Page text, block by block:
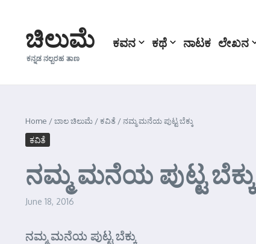
ಚಿಲುಮೆ
ಕನ್ನಡ ನಲ್ಬರಹ ತಾಣ
ಕವನ ಕಥೆ ನಾಟಕ ಲೇಖನ
Home /ಬಾಲ ಚಿಲುಮೆ /ಕವಿತೆ /ನಮ್ಮ ಮನೆಯ ಪುಟ್ಟ ಬೆಕ್ಕು
ಕವಿತೆ
ನಮ್ಮ ಮನೆಯ ಪುಟ್ಟ ಬೆಕ್ಕು
June 18, 2016
ನಮ್ಮ ಮನೆಯ ಪುಟ್ಟ ಬೆಕ್ಕು